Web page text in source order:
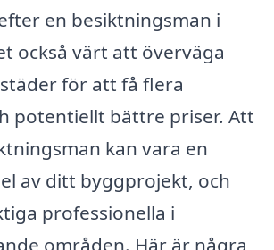
en besiktningsman i
också värt att överväga
för att få flera
potentiellt bättre priser. Att
kan vara en
av ditt byggprojekt, och
professionella i
områden. Här är några